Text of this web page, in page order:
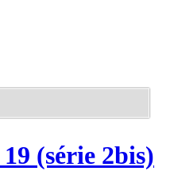
(série 2bis)